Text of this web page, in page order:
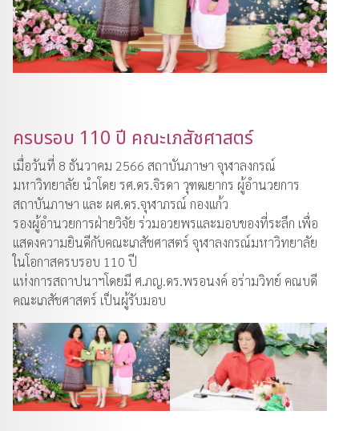
ครบรอบ 110 ปี คณะเภสัชศาสตร์
เมื่อวันที่ 8 ธันวาคม 2566 สถาบันภาษา จุฬาลงกรณ์
มหาวิทยาลัย นำโดย รศ.ดร.จิรดา วุฑฒยากร ผู้อำนวยการ
สถาบันภาษา และ ผศ.ดร.จุฬาภรณ์ กองแก้ว
รองผู้อำนวยการฝ่ายวิจัย ร่วมอวยพรและมอบของที่ระลึก เพื่อ
แสดงความยินดีกับคณะเภสัชศาสตร์ จุฬาลงกรณ์มหาวิทยาลัย
ในโอกาสครบรอบ 110 ปี
แห่งการสถาปนาฯโดยมี ศ.ภญ.ดร.พรอนงค์ อร่ามวิทย์ คณบดี
คณะเภสัชศาสตร์ เป็นผู้รับมอบ